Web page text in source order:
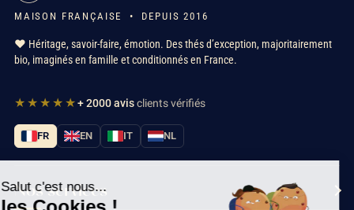
MAISON FRANÇAISE • DEPUIS 2016
❤️ Héritage, savoir-faire, émotion. Des thés d’exception, majoritairement
bio, imaginés en famille et conditionnés en France.
★★★★★+ 2000 avisclients vérifiés
FR EN IT NL
Nos services
Salut c'est nous...